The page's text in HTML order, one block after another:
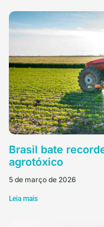
Brasil bate
agrotóxico
5 de março de 2026
Leia mais